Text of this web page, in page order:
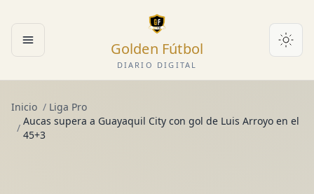
Abrir menú Golden Fútbol
DIARIO DIGITAL
Inicio / Liga Pro
/
Aucas supera a Guayaquil City con gol de Luis Arroyo en el
45+3